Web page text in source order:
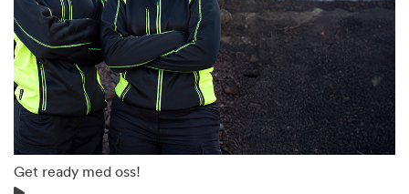
Get ready med oss!